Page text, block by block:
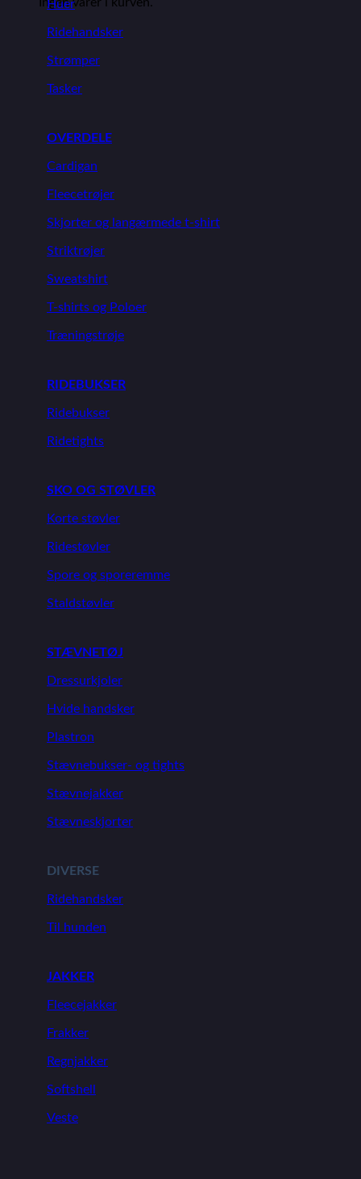
Huer
Ridehandsker
Strømper
Tasker
OVERDELE
Cardigan
Fleecetrøjer
Skjorter og langærmede t-shirt
Striktrøjer
Sweatshirt
T-shirts og Poloer
Træningstrøje
RIDEBUKSER
Ridebukser
Ridetights
SKO OG STØVLER
Korte støvler
Ridestøvler
Spore og sporeremme
Staldstøvler
STÆVNETØJ
Dressurkjoler
Hvide handsker
Plastron
Stævnebukser- og tights
Stævnejakker
Stævneskjorter
DIVERSE
Ridehandsker
Til hunden
JAKKER
Fleecejakker
Frakker
Regnjakker
Softshell
Veste